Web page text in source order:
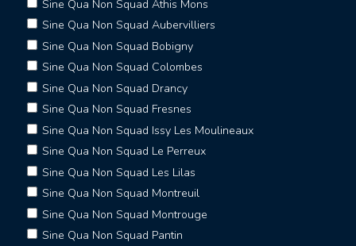
Sine Qua Non Squad Athis Mons
Sine Qua Non Squad Aubervilliers
Sine Qua Non Squad Bobigny
Sine Qua Non Squad Colombes
Sine Qua Non Squad Drancy
Sine Qua Non Squad Fresnes
Sine Qua Non Squad Issy Les Moulineaux
Sine Qua Non Squad Le Perreux
Sine Qua Non Squad Les Lilas
Sine Qua Non Squad Montreuil
Sine Qua Non Squad Montrouge
Sine Qua Non Squad Pantin